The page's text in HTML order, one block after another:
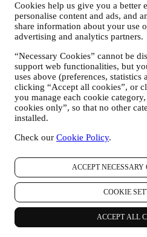
Cookies help us give you a better
personalise content and ads, and
share information about your use
advertising and analytics partners.
“Necessary Cookies” cannot be
support web functionalities, but
uses above (preferences,
clicking “Accept all cookies”, or
you manage each cookie
cookies only”, so that no other
installed.
Check our Cookie Policy.
ACCEPT
COOKIE
ACCEPT ALL